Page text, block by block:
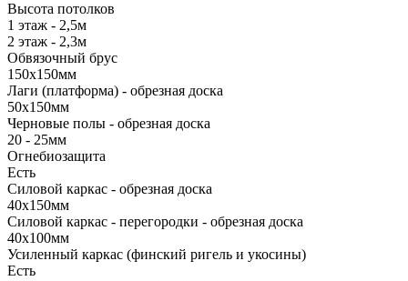
Высота потолков
1 этаж - 2,5м
2 этаж - 2,3м
Обвязочный брус
150х150мм
Лаги (платформа) - обрезная доска
50х150мм
Черновые полы - обрезная доска
20 - 25мм
Огнебиозащита
Есть
Силовой каркас - обрезная доска
40х150мм
Силовой каркас - перегородки - обрезная доска
40х100мм
Усиленный каркас (финский ригель и укосины)
Есть